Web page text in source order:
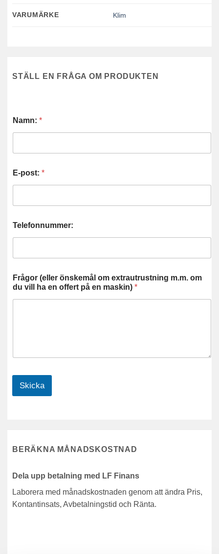
VARUMÄRKE Klim
STÄLL EN FRÅGA OM PRODUKTEN
Namn: *
E-post: *
Telefonnummer:
Frågor (eller önskemål om extrautrustning m.m. om
du vill ha en offert på en maskin) *
Skicka
BERÄKNA MÅNADSKOSTNAD
Dela upp betalning med LF Finans
Laborera med månadskostnaden genom att ändra Pris,
Kontantinsats, Avbetalningstid och Ränta.